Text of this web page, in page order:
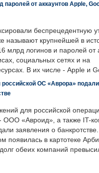
паролей от аккаунтов Apple,
беспрецедентную
называют крупнейшей в
млрд логинов и паролей от
социальных сетях и на
В их числе - Apple и
российской ОС «Аврора» подали
для российской
ООО «Авроид», а также IT-
заявления о банкротстве.
появилась в картотеке
обеих компаний